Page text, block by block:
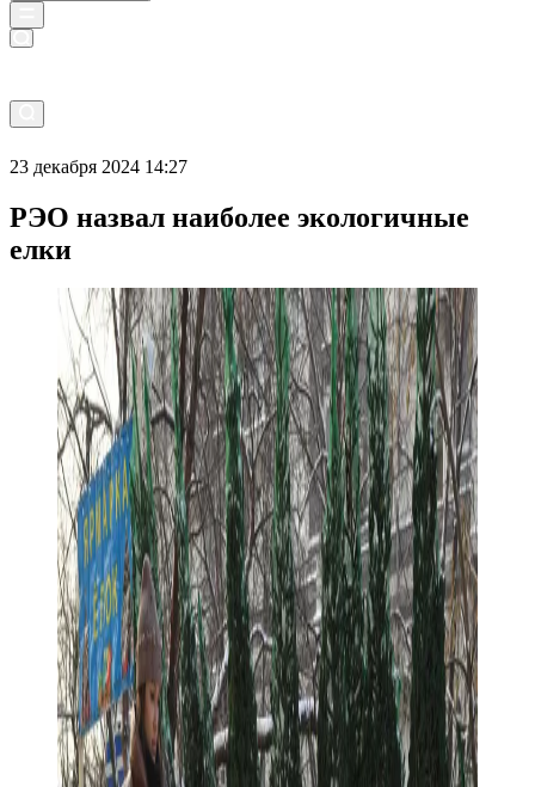
23 декабря 2024 14:27
РЭО назвал наиболее экологичные
елки